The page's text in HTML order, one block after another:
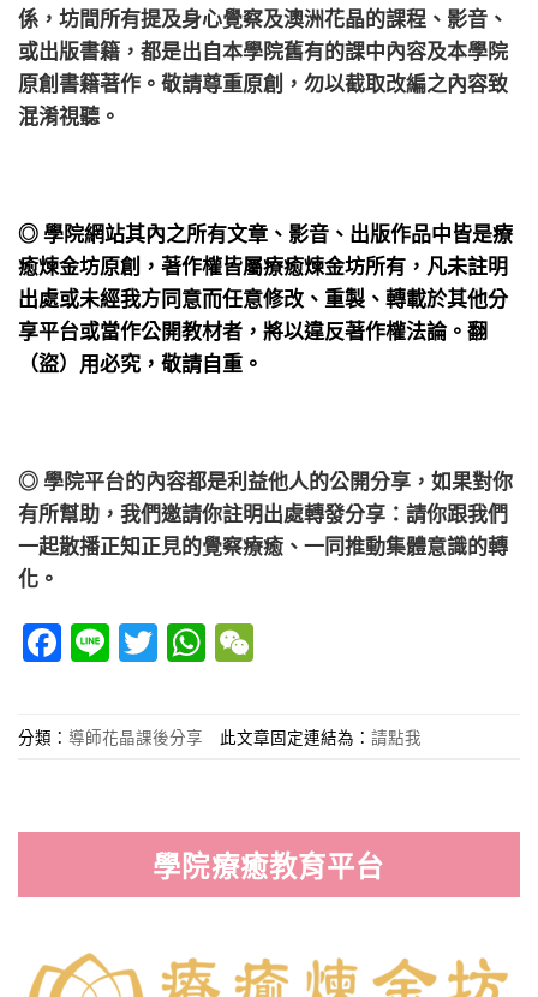
係， 坊間所有提及身心覺察及澳洲花晶的課程、影音、
或出版書籍，都是出自本學院舊有的課中內容及本學院
原創書籍著作。敬請尊重原創，勿以截取改編之內容致
混淆視聽。
◎ 學院網站其內之所有文章、影音、出版作品中皆是療
癒煉金坊原創，著作權皆屬療癒煉金坊所有，凡未註明
出處或未經我方同意而任意修改、重製、轉載於其他分
享平台或當作公開教材者，將以違反著作權法論。翻
（盜）用必究，敬請自重。
◎ 學院平台的內容都是利益他人的公開分享，如果對你
有所幫助，我們邀請你註明出處轉發分享：請你跟我們
一起散播正知正見的覺察療癒、一同推動集體意識的轉
化。
Facebook
LineTwitterWhatsApp
分類： 導師花晶課後分享 此文章固定連結為： 請點我
學院療癒教育平台